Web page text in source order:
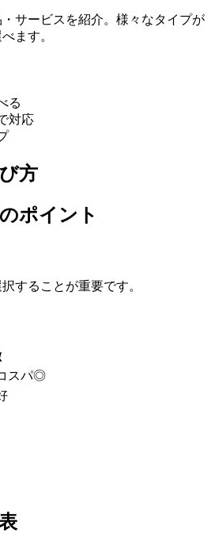
サービスを紹介。様々なタイプが
ます。
る
対応
方
ポイント
することが重要です。
スパ◎